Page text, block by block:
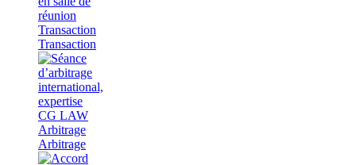
Transaction
Transaction
Arbitrage
Arbitrage